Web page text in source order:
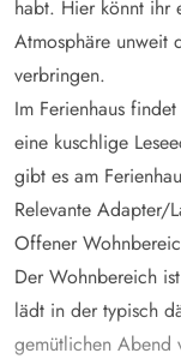
habt. Hier könnt ihr
Atmosphäre unweit
verbringen.
Im Ferienhaus
eine kuschlige
gibt es am
Relevante Adapter/
Offener
Der Wohnbereich
lädt in der typisch
gemütlichen Abend